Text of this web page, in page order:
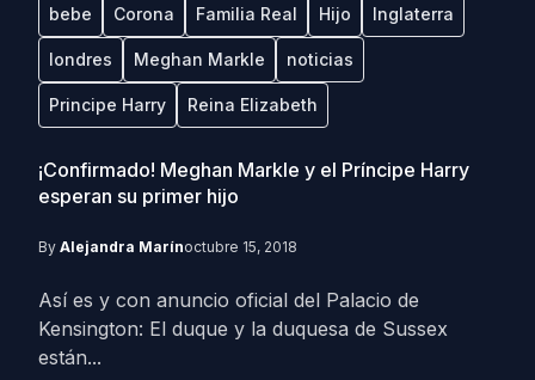
bebe Corona Familia Real Hijo Inglaterra
londres Meghan Markle noticias
Principe Harry Reina Elizabeth
¡Confirmado! Meghan Markle y el Príncipe Harry
esperan su primer hijo
By Alejandra Marínoctubre 15, 2018
Así es y con anuncio oficial del Palacio de
Kensington: El duque y la duquesa de Sussex
están...